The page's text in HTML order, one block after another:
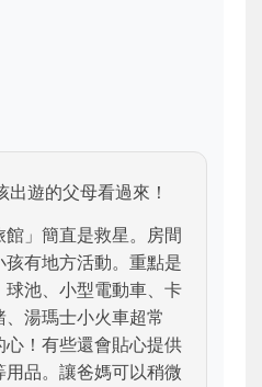
出遊的父母看過來！
」簡直是救星。房間
有地方活動。重點是
球池、小型電動車、卡
湯瑪士小火車超常
心！有些還會貼心提供
品。讓爸媽可以稍微